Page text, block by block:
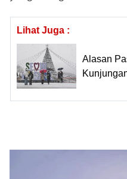
Lihat Juga :
Alasan